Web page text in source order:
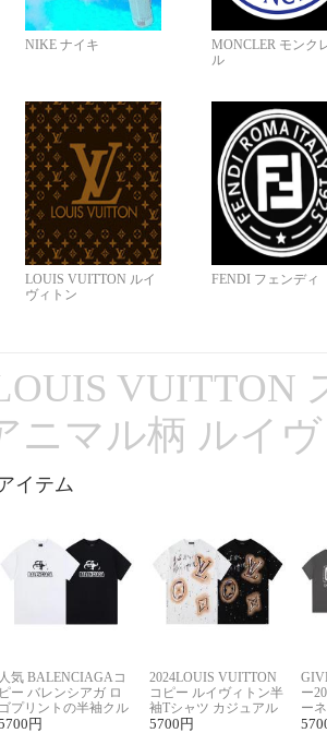
NIKE ナイキ
MONCLER モンク
ル
LOUIS VUITTON ルイ
ヴィトン
FENDI フェンディ
VUITTON
ニマル柄 ルイ
イテム
人気 BALENCIAGAコ
ピー バレンシアガ ロ
ゴプリントの半袖クル
ネックTシャツ
円
2024LOUIS VUITTON
コピー ルイヴィトン半
袖Tシャツ カジュアル
に馴染む 2色展開
5700 円
ー
ー
ー